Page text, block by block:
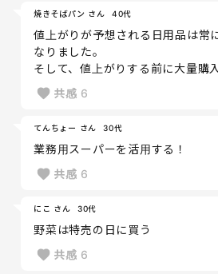
焼きそばパン さん 40代
値上がりが予想される日用品は常
なりました。
そして、値上がりする前に大量購
共感 6
てんちょー さん 30代
業務用スーパーを活用する！
共感 6
にこ さん 30代
野菜は特売の日に買う
共感 6